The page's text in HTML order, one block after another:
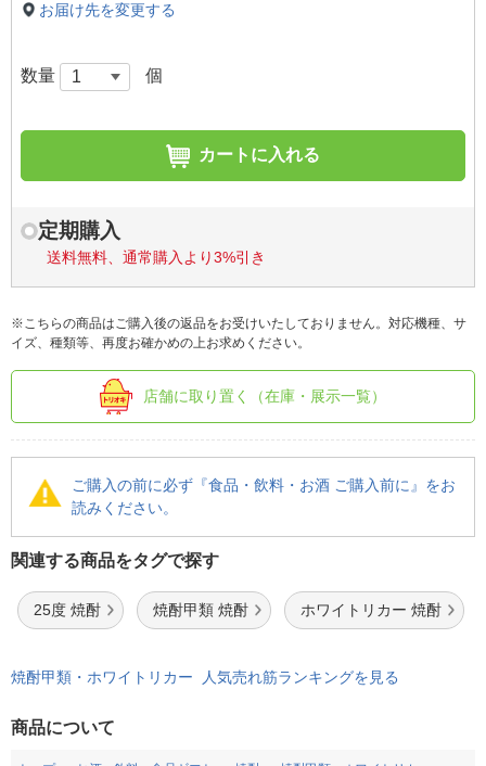
お届け先を変更する
数量 個
カートに入れる
定期購入
送料無料、通常購入より3%引き
※こちらの商品はご購入後の返品をお受けいたしておりません。対応機種、サ
イズ、種類等、再度お確かめの上お求めください。
店舗に取り置く（在庫・展示一覧）
ご購入の前に必ず『食品・飲料・お酒 ご購入前に』をお
読みください。
関連する商品をタグで探す
25度 焼酎 焼酎甲類 焼酎 ホワイトリカー 焼酎
焼酎甲類・ホワイトリカー 人気売れ筋ランキングを見る
商品について